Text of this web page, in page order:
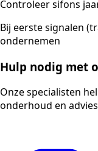
Controleer sifons
Bij eerste signalen
ondernemen
Hulp nodig met
Onze specialisten
onderhoud en